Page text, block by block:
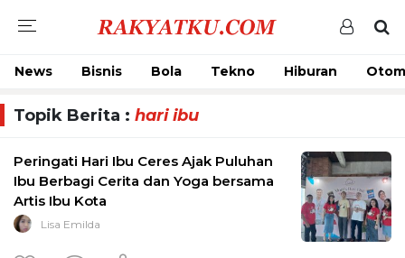
News Bisnis Bola Tekno Hiburan
Topik Berita : hari ibu
Peringati Hari Ibu Ceres Ajak Puluhan
Ibu Berbagi Cerita dan Yoga bersama
Artis Ibu Kota
Lisa Emilda